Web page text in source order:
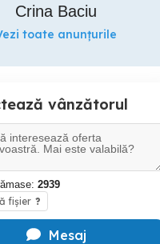
Crina Baciu
toate anunțurile
vânzătorul
2939
fișier ?
Mesaj